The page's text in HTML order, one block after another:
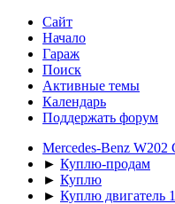
Сайт
Начало
Гараж
Поиск
Активные темы
Календарь
Поддержать форум
Mercedes-Benz W202
► Куплю-продам
► Куплю
► Куплю двигатель